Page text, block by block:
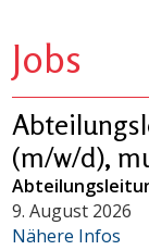
Jobs
(m/w/d),
9. August 2026
Nähere Infos